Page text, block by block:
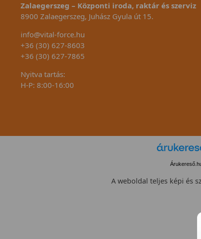
Zalaegerszeg – Központi iroda, raktár és szerviz
8900 Zalaegerszeg, Juhász Gyula út 15.
info@vital-force.hu
+36 (30) 627-8603
+36 (30) 627-7865
Nyitva tartás:
H-P: 8:00-16:00
A weboldal teljes képi és